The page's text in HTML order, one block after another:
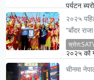
पर्यटन
पश्चिम ब…
२०२५
“बाँदर
२०२५ को
किङ
स्वयम्भूना…
चीनमा